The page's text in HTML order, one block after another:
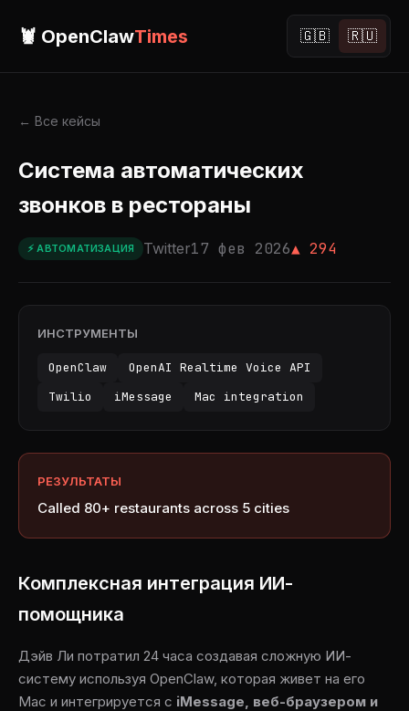
🦞 OpenClawTimes 🇬🇧 🇷🇺
← Все кейсы
Система автоматических
звонков в рестораны
⚡ АВТОМАТИЗАЦИЯ Twitter17 фев 2026▲ 294
ИНСТРУМЕНТЫ
OpenClaw
OpenAI Realtime Voice API
Twilio
iMessage Mac integration
РЕЗУЛЬТАТЫ
Called 80+ restaurants across 5 cities
Комплексная интеграция ИИ-
помощника
Дэйв Ли потратил 24 часа создавая сложную ИИ-
систему используя OpenClaw, которая живет на его
Mac и интегрируется с iMessage, веб-браузером и